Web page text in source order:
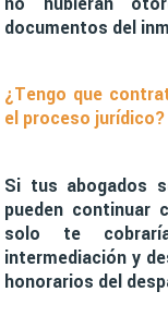
documentos del
¿Tengo que
el proceso jurídico?
Si tus abogados
pueden continuar
solo te
intermediación y
honorarios del